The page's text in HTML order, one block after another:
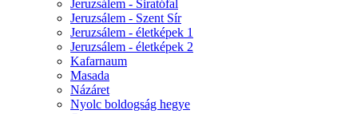
Jeruzsálem - Siratófal
Jeruzsálem - Szent Sír
Jeruzsálem - életképek 1
Jeruzsálem - életképek 2
Kafarnaum
Masada
Názáret
Nyolc boldogság hegye